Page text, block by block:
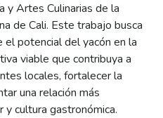
y Artes Culinarias de la
de Cali. Este trabajo busca
potencial del yacón en la
viable que contribuya a
locales, fortalecer la
una relación más
y cultura gastronómica.